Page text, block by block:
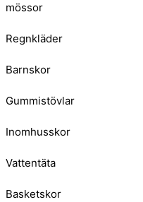
mössor
Regnkläder
Barnskor
Gummistövlar
Inomhusskor
Vattentäta
Basketskor